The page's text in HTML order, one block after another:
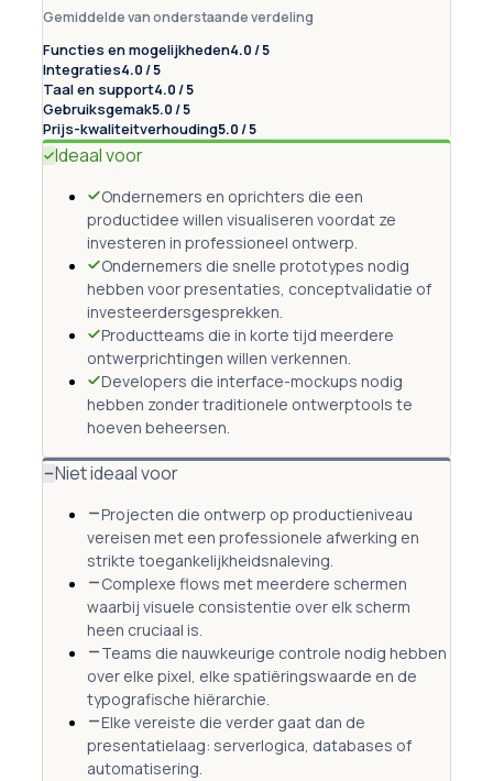
Gemiddelde van onderstaande verdeling
Functies en mogelijkheden4.0 / 5
Integraties4.0 / 5
Taal en support4.0 / 5
Gebruiksgemak5.0 / 5
Prijs-kwaliteitverhouding5.0 / 5
Ideaal voor
Ondernemers en oprichters die een
productidee willen visualiseren voordat ze
investeren in professioneel ontwerp.
Ondernemers die snelle prototypes nodig
hebben voor presentaties, conceptvalidatie of
investeerdersgesprekken.
Productteams die in korte tijd meerdere
ontwerprichtingen willen verkennen.
Developers die interface-mockups nodig
hebben zonder traditionele ontwerptools te
hoeven beheersen.
Niet ideaal voor
Projecten die ontwerp op productieniveau
vereisen met een professionele afwerking en
strikte toegankelijkheidsnaleving.
Complexe flows met meerdere schermen
waarbij visuele consistentie over elk scherm
heen cruciaal is.
Teams die nauwkeurige controle nodig hebben
over elke pixel, elke spatiëringswaarde en de
typografische hiërarchie.
Elke vereiste die verder gaat dan de
presentatielaag: serverlogica, databases of
automatisering.